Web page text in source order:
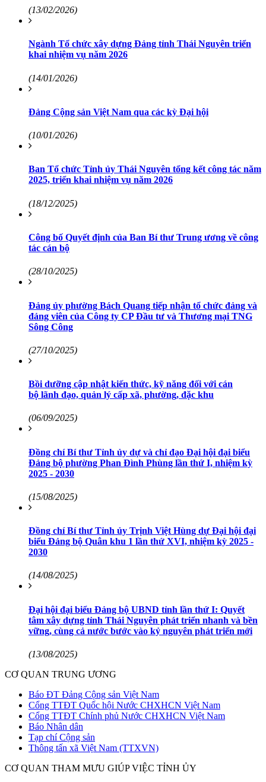
(13/02/2026)
Ngành Tổ chức xây dựng Đảng tỉnh Thái Nguyên triển
khai nhiệm vụ năm 2026
(14/01/2026)
Đảng Cộng sản Việt Nam qua các kỳ Đại hội
(10/01/2026)
Ban Tổ chức Tỉnh ủy Thái Nguyên tổng kết công tác năm
2025, triển khai nhiệm vụ năm 2026
(18/12/2025)
Công bố Quyết định của Ban Bí thư Trung ương về công
tác cán bộ
(28/10/2025)
Đảng ủy phường Bách Quang tiếp nhận tổ chức đảng và
đảng viên của Công ty CP Đầu tư và Thương mại TNG
Sông Công
(27/10/2025)
Bồi dưỡng cập nhật kiến thức, kỹ năng đối với cán
bộ lãnh đạo, quản lý cấp xã, phường, đặc khu
(06/09/2025)
Đồng chí Bí thư Tỉnh ủy dự và chỉ đạo Đại hội đại biểu
Đảng bộ phường Phan Đình Phùng lần thứ I, nhiệm kỳ
2025 - 2030
(15/08/2025)
Đồng chí Bí thư Tỉnh ủy Trịnh Việt Hùng dự Đại hội đại
biểu Đảng bộ Quân khu 1 lần thứ XVI, nhiệm kỳ 2025 -
2030
(14/08/2025)
Đại hội đại biểu Đảng bộ UBND tỉnh lần thứ I: Quyết
tâm xây dựng tỉnh Thái Nguyên phát triển nhanh và bền
vững, cùng cả nước bước vào kỷ nguyên phát triển mới
(13/08/2025)
CƠ QUAN TRUNG ƯƠNG
Báo ĐT Đảng Cộng sản Việt Nam
Cổng TTĐT Quốc hội Nước CHXHCN Việt Nam
Cổng TTĐT Chính phủ Nước CHXHCN Việt Nam
Báo Nhân dân
Tạp chí Cộng sản
Thông tấn xã Việt Nam (TTXVN)
CƠ QUAN THAM MƯU GIÚP VIỆC TỈNH ỦY